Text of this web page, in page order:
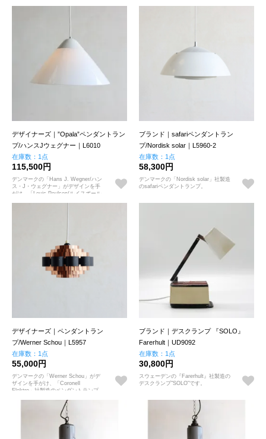
デザイナーズ｜”Opala”ペンダントラン
プ/ハンスJウェグナー｜L6010
在庫数：1点
115,500円
デンマークの「Hans J. Wegner/ハン
ス・J・ウェグナー」がデザインを手
がけ、「Louis Poulsen/ルイスポール
ブランド｜safariペンダントラン
プ/Nordisk solar｜L5960-2
在庫数：1点
58,300円
デンマークの「Nordisk solar」社製造
のsafariペンダントランプ。
デザイナーズ｜ペンダントラン
プ/Werner Schou｜L5957
在庫数：1点
55,000円
デンマークの「Werner Schou」がデ
ザインを手がけ、「Coronell
Elektro」社製造のペンダントランプ。
ブランド｜デスクランプ 『SOLO』
Farerhult｜UD9092
在庫数：1点
30,800円
スウェーデンの『Farerhult』社製造の
デスクランプ"SOLO"です。